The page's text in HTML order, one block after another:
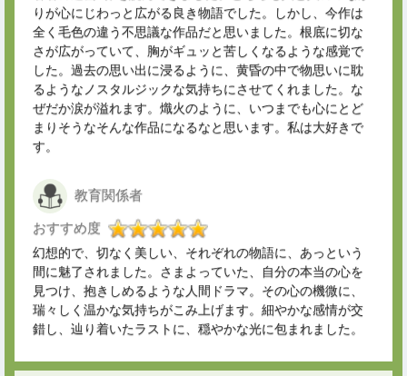
りが心にじわっと広がる良き物語でした。しかし、今作は
全く毛色の違う不思議な作品だと思いました。根底に切な
さが広がっていて、胸がギュッと苦しくなるような感覚で
した。過去の思い出に浸るように、黄昏の中で物思いに耽
るようなノスタルジックな気持ちにさせてくれました。な
ぜだか涙が溢れます。熾火のように、いつまでも心にとど
まりそうなそんな作品になるなと思います。私は大好きで
す。
教育関係者
おすすめ度
幻想的で、切なく美しい、それぞれの物語に、あっという
間に魅了されました。さまよっていた、自分の本当の心を
見つけ、抱きしめるような人間ドラマ。その心の機微に、
瑞々しく温かな気持ちがこみ上げます。細やかな感情が交
錯し、辿り着いたラストに、穏やかな光に包まれました。